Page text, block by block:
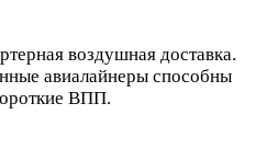
воздушная доставка.
авиалайнеры способны
ВПП.